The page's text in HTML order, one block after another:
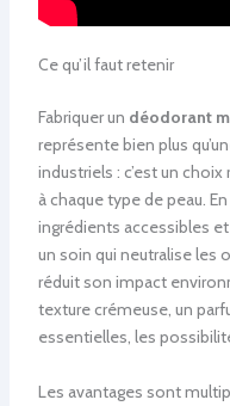
Ce qu’il faut retenir
Fabriquer un déodorant
représente bien plus
industriels : c’est un
à chaque type de peau.
ingrédients accessibles
un soin qui neutralise les
réduit son impact
texture crémeuse, un
essentielles, les
Les avantages sont